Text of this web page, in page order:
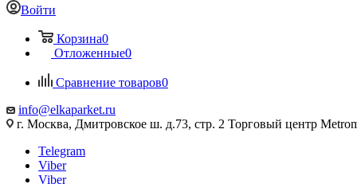
Войти
Корзина0
Отложенные0
Сравнение товаров0
info@elkaparket.ru
г. Москва, Дмитровское ш. д.73, стр. 2 Торговый центр
Telegram
Viber
Viber